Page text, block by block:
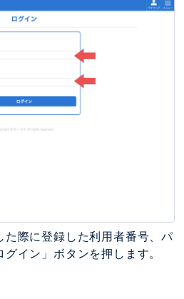
た際に登録した利用者番号、パ
イン」ボタンを押します。